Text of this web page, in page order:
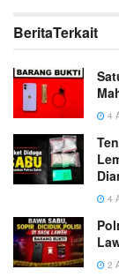
BeritaTerkait
4
4
2